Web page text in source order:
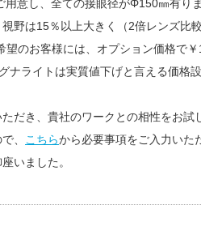
用意し、全ての接眼径がΦ150㎜有
野は15％以上大きく（2倍レンズ比
望のお客様には、オプション価格で
ナライトは実質値下げと言える価格設
だき、貴社のワークとの相性をお試
、
こちらから必要事項をご入力いた
いました。